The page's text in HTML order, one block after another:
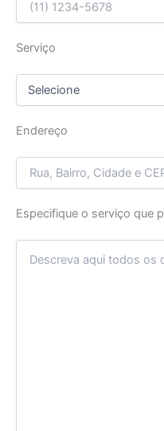
Serviço
Endereço
Especifique o serviço que